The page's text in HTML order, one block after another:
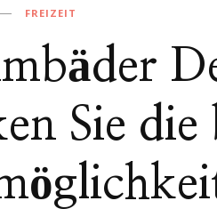
FREIZEIT
Sie die